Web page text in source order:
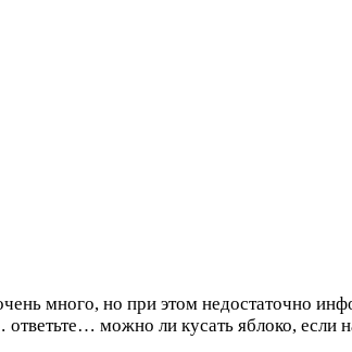
много, но при этом недостаточно
можно ли кусать яблоко, если